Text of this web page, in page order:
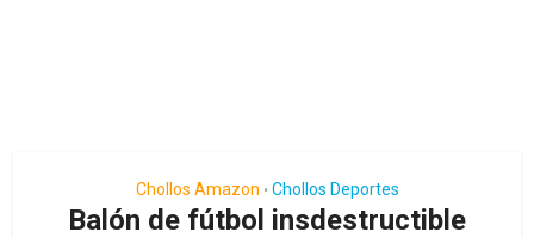
Chollos Amazon • Chollos Deportes
Balón de fútbol insdestructible